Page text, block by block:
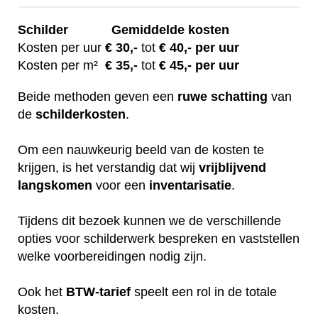
Schilder
Gemiddelde kosten
Kosten per uur € 30,- tot € 40,- per uur
Kosten per m² € 35,- tot € 45,- per uur
Beide methoden geven een ruwe schatting van
de schilderkosten.
Om een nauwkeurig beeld van de kosten te
krijgen, is het verstandig dat wij vrijblijvend
langskomen voor een inventarisatie.
Tijdens dit bezoek kunnen we de verschillende
opties voor schilderwerk bespreken en vaststellen
welke voorbereidingen nodig zijn.
Ook het BTW-tarief speelt een rol in de totale
kosten.